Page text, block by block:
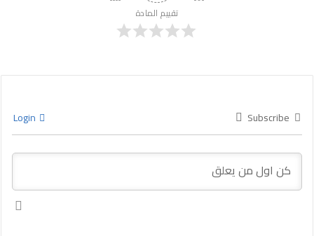
تقييم المادة
Subscribe